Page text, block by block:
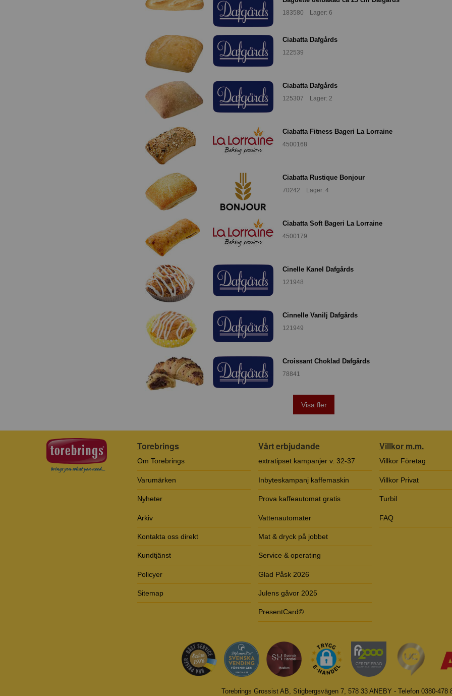
183580 Lager: 6
Ciabatta Dafgårds
122539
Ciabatta Dafgårds
125307 Lager: 2
Ciabatta Fitness Bageri La Lorraine
4500168
Ciabatta Rustique Bonjour
70242 Lager: 4
Ciabatta Soft Bageri La Lorraine
4500179
Cinelle Kanel Dafgårds
121948
Cinnelle Vanilj Dafgårds
121949
Croissant Choklad Dafgårds
78841
Visa fler
Torebrings
Om Torebrings
Varumärken
Nyheter
Arkiv
Kontakta oss direkt
Kundtjänst
Policyer
Sitemap
Vårt erbjudande
extratipset kampanjer v. 32-37
Inbyteskampanj kaffemaskin
Prova kaffeautomat gratis
Vattenautomater
Mat & dryck på jobbet
Service & operating
Glad Påsk 2026
Julens gåvor 2025
PresentCard©
Villkor m.m.
Villkor Företag
Villkor Privat
Turbil
FAQ
Torebrings Grossist AB, Stigbergsvägen 7, 578 33 ANEBY - Telefon 0380-478